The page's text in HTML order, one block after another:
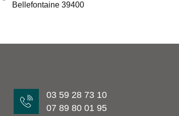
Bellefontaine 39400
03 59 28 73 10
07 89 80 01 95